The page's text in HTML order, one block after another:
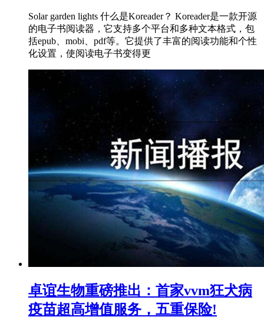
Solar garden lights 什么是Koreader？ Koreader是一款开源
的电子书阅读器，它支持多个平台和多种文本格式，包
括epub、mobi、pdf等。它提供了丰富的阅读功能和个性
化设置，使阅读电子书变得更
卓谊生物重磅推出：首家vvm狂犬病
疫苗超高增值服务，五重保险!